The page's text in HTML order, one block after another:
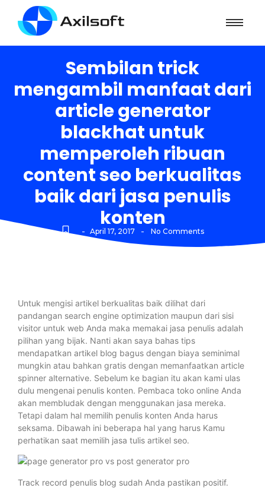
Sembilan trick
mengambil manfaat dari
article generator
blackhat untuk
memperoleh ribuan
content seo berkualitas
baik dari jasa penulis
konten
- April 17, 2017 - No Comments
Untuk mengisi artikel berkualitas baik dilihat dari
pandangan search engine optimization maupun dari sisi
visitor untuk web Anda maka memakai jasa penulis adalah
pilihan yang bijak. Nanti akan saya bahas tips
mendapatkan artikel blog bagus dengan biaya seminimal
mungkin atau bahkan gratis dengan memanfaatkan article
spinner alternative. Sebelum ke bagian itu akan kami ulas
dulu mengenai penulis konten. Pembaca toko online Anda
akan membludak dengan menggunakan jasa mereka.
Tetapi dalam hal memilih penulis konten Anda harus
seksama. Dibawah ini beberapa hal yang harus Kamu
perhatikan saat memilih jasa tulis artikel seo.
Track record penulis blog sudah Anda pastikan positif.